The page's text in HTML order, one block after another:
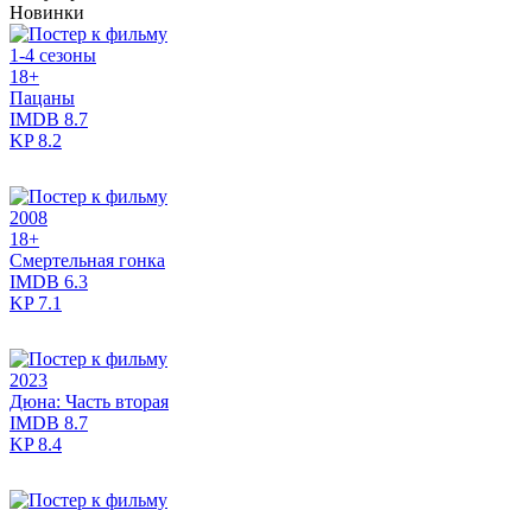
Новинки
1-4 сезоны
18+
Пацаны
IMDB 8.7
KP8.2
2008
18+
Смертельная гонка
IMDB 6.3
KP7.1
2023
Дюна: Часть вторая
IMDB 8.7
KP8.4